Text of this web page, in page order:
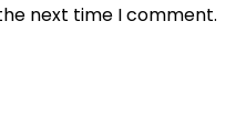
next time I comment.